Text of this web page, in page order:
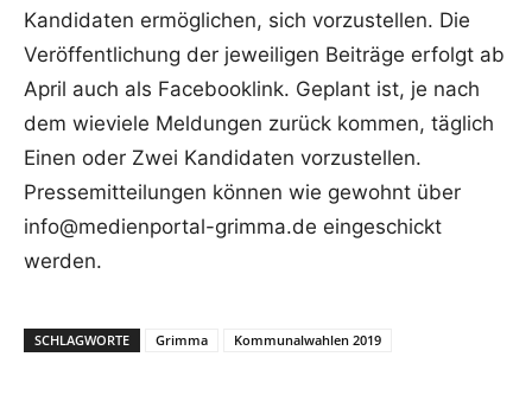
Kandidaten ermöglichen, sich vorzustellen. Die
Veröffentlichung der jeweiligen Beiträge erfolgt ab
April auch als Facebooklink. Geplant ist, je nach
dem wieviele Meldungen zurück kommen, täglich
Einen oder Zwei Kandidaten vorzustellen.
Pressemitteilungen können wie gewohnt über
info@medienportal-grimma.de eingeschickt
werden.
SCHLAGWORTE Grimma Kommunalwahlen 2019